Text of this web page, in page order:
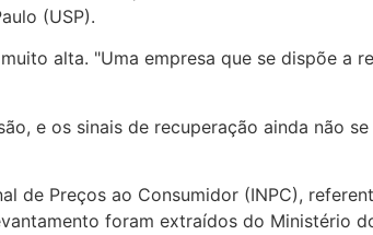
(USP).
alta. "Uma empresa que se dispõe a
e os sinais de recuperação ainda não
de Preços ao Consumidor (INPC),
foram extraídos do Ministério